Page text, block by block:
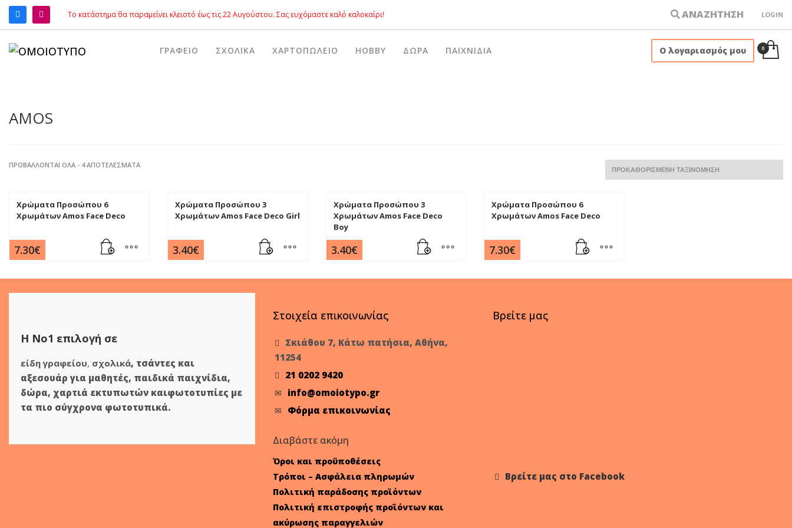
ΑΝΑΖΉΤΗΣΗ
Το κατάστημα θα παραμείνει κλειστό έως τις 22 Αυγούστου. Σας ευχόμαστε καλό καλοκαίρι! ΑΝΑΖΗΤΗΣΗ LOGIN
ΓΡΑΦΕΊΟ ΣΧΟΛΙΚΆ ΧΑΡΤΟΠΩΛΕΊΟ HOBBY ΔΏΡΑ ΠΑΙΧΝΊΔΙΑ Ο λογαριασμός μου
AMOS
ΠΡΟΒΆΛΛΟΝΤΑΙ ΌΛΑ - 4 ΑΠΟΤΕΛΈΣΜΑΤΑ
Χρώματα Προσώπου 6
Χρωμάτων Amos Face Deco
7.30€
Χρώματα Προσώπου 3
Χρωμάτων Amos Face Deco Girl
3.40€
Χρώματα Προσώπου 3
Χρωμάτων Amos Face Deco
Boy
3.40€
Χρώματα Προσώπου 6
Χρωμάτων Amos Face Deco
7.30€
Η Νο1 επιλογή σε
είδη γραφείου, σχολικά, τσάντες και
αξεσουάρ για μαθητές, παιδικά παιχνίδια,
δώρα, χαρτιά εκτυπωτών καιφωτοτυπίες με
τα πιο σύγχρονα φωτοτυπικά.
Στοιχεία επικοινωνίας
Σκιάθου 7, Κάτω πατήσια, Αθήνα,
11254
21 0202 9420
info@omoiotypo.gr
Φόρμα επικοινωνίας
Διαβάστε ακόμη
Όροι και προϋποθέσεις
Τρόποι – Ασφάλεια πληρωμών
Πολιτική παράδοσης προϊόντων
Πολιτική επιστροφής προϊόντων και
ακύρωσης παραγγελιών
Βρείτε μας
Βρείτε μας στο Facebook